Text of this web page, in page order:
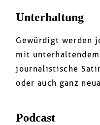
Unterhaltung
Gewürdigt werden
mit unterhaltendem
journalistische
oder auch ganz
Podcast